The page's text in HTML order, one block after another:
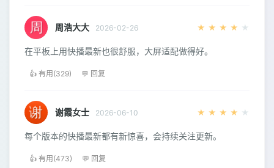
周浩大大 2026-02-26 ★ ★ ★ ★ ★
在平板上用快播最新也很舒服，大屏适配做得好。
👍 有用(329) 💬 回复
谢霞女士 2026-06-10 ★ ★ ★ ★ ★
每个版本的快播最新都有新惊喜，会持续关注更新。
👍 有用(473) 💬 回复